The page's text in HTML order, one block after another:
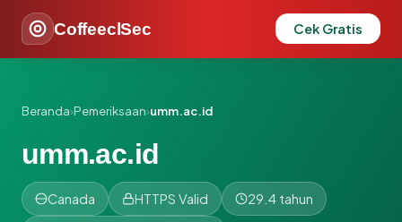
CoffeeclSec Cek Gratis
Beranda›Pemeriksaan›umm.ac.id
umm.ac.id
Canada HTTPS Valid 29.4 tahun